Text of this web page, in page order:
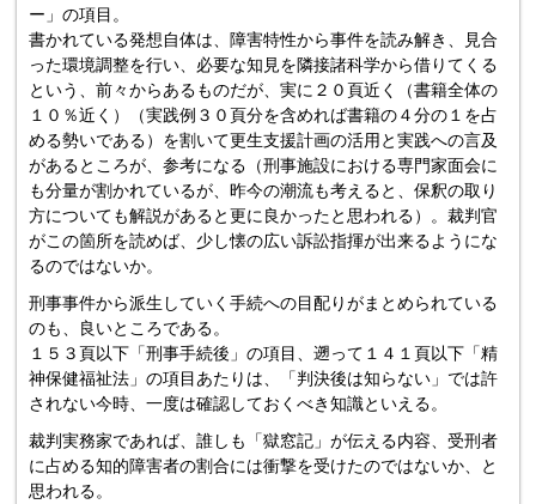
ー」の項目。
書かれている発想自体は、障害特性から事件を読み解き、見合
った環境調整を行い、必要な知見を隣接諸科学から借りてくる
という、前々からあるものだが、実に２０頁近く（書籍全体の
１０％近く）（実践例３０頁分を含めれば書籍の４分の１を占
める勢いである）を割いて更生支援計画の活用と実践への言及
があるところが、参考になる（刑事施設における専門家面会に
も分量が割かれているが、昨今の潮流も考えると、保釈の取り
方についても解説があると更に良かったと思われる）。裁判官
がこの箇所を読めば、少し懐の広い訴訟指揮が出来るようにな
るのではないか。
刑事事件から派生していく手続への目配りがまとめられている
のも、良いところである。
１５３頁以下「刑事手続後」の項目、遡って１４１頁以下「精
神保健福祉法」の項目あたりは、「判決後は知らない」では許
されない今時、一度は確認しておくべき知識といえる。
裁判実務家であれば、誰しも「獄窓記」が伝える内容、受刑者
に占める知的障害者の割合には衝撃を受けたのではないか、と
思われる。